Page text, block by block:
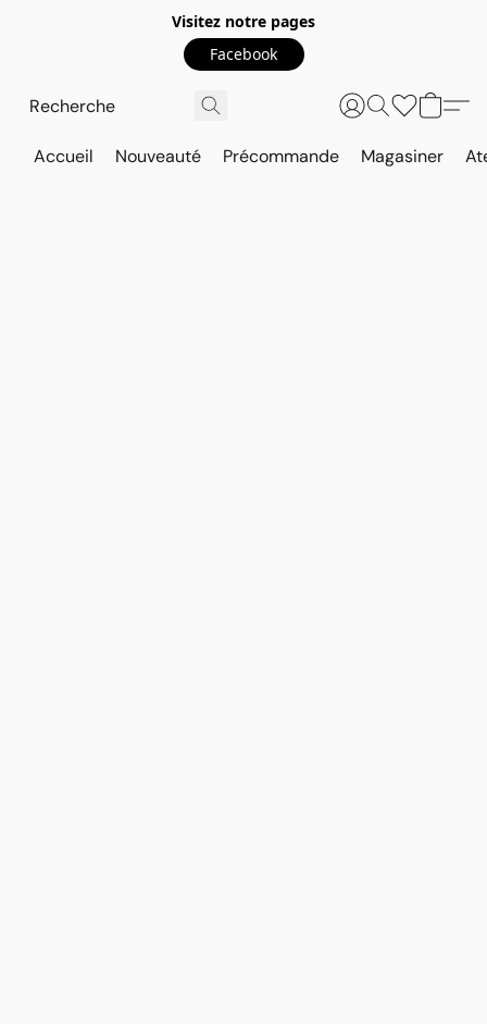
Visitez notre pages
Facebook
Accueil Nouveauté Précommande Magasiner